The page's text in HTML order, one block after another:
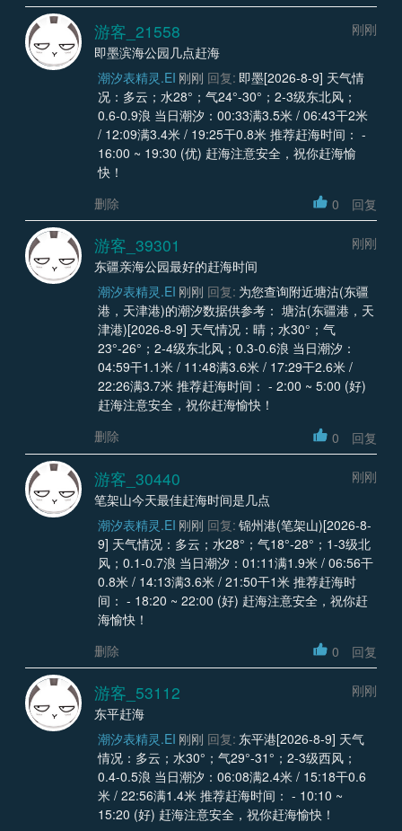
游客_21558
刚刚
即墨滨海公园几点赶海
潮汐表精灵.EI 刚刚 回复: 即墨[2026-8-9] 天气情
况：多云；水28°；气24°-30°；2-3级东北风；
0.6-0.9浪 当日潮汐：00:33满3.5米 / 06:43干2米
/ 12:09满3.4米 / 19:25干0.8米 推荐赶海时间： -
16:00 ~ 19:30 (优) 赶海注意安全，祝你赶海愉
快！
删除
0 回复
游客_39301
刚刚
东疆亲海公园最好的赶海时间
潮汐表精灵.EI 刚刚 回复: 为您查询附近塘沽(东疆
港，天津港)的潮汐数据供参考： 塘沽(东疆港，天
津港)[2026-8-9] 天气情况：晴；水30°；气
23°-26°；2-4级东北风；0.3-0.6浪 当日潮汐：
04:59干1.1米 / 11:48满3.6米 / 17:29干2.6米 /
22:26满3.7米 推荐赶海时间： - 2:00 ~ 5:00 (好)
赶海注意安全，祝你赶海愉快！
删除
0 回复
游客_30440
刚刚
笔架山今天最佳赶海时间是几点
潮汐表精灵.EI 刚刚 回复: 锦州港(笔架山)[2026-8-
9] 天气情况：多云；水28°；气18°-28°；1-3级北
风；0.1-0.7浪 当日潮汐：01:11满1.9米 / 06:56干
0.8米 / 14:13满3.6米 / 21:50干1米 推荐赶海时
间： - 18:20 ~ 22:00 (好) 赶海注意安全，祝你赶
海愉快！
删除
0 回复
游客_53112
刚刚
东平赶海
潮汐表精灵.EI 刚刚 回复: 东平港[2026-8-9] 天气
情况：多云；水30°；气29°-31°；2-3级西风；
0.4-0.5浪 当日潮汐：06:08满2.4米 / 15:18干0.6
米 / 22:56满1.4米 推荐赶海时间： - 10:10 ~
15:20 (好) 赶海注意安全，祝你赶海愉快！